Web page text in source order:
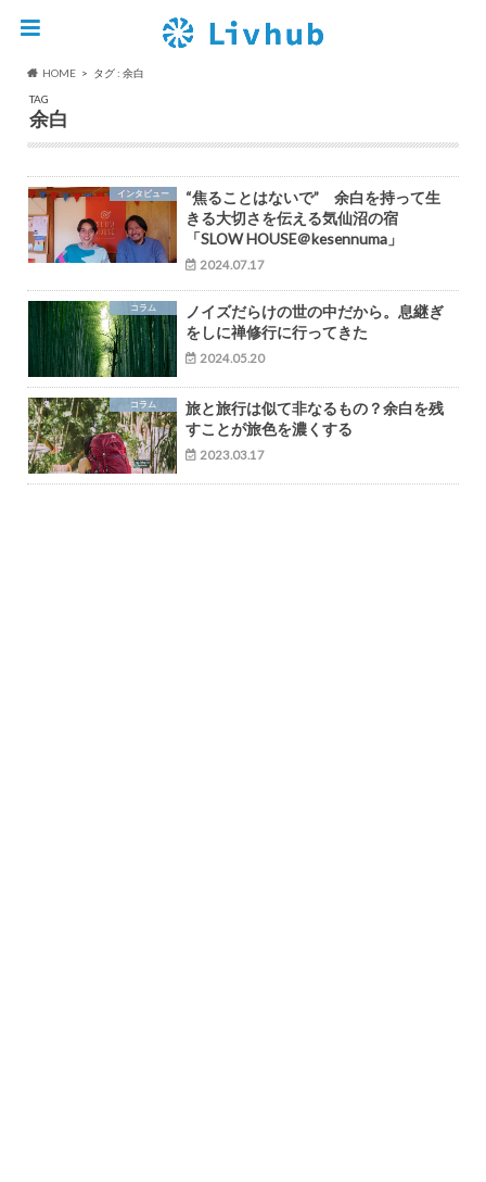
HOME
タグ : 余白
TAG
余白
インタビュー
“焦ることはないで” 余白を持って生
きる大切さを伝える気仙沼の宿
「SLOW HOUSE＠kesennuma」
2024.07.17
コラム
ノイズだらけの世の中だから。息継ぎ
をしに禅修行に行ってきた
2024.05.20
コラム
旅と旅行は似て非なるもの？余白を残
すことが旅色を濃くする
2023.03.17